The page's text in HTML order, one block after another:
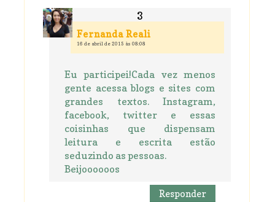
Fernanda Reali
16 de abril de 2015 às 08:08
Eu participei!Cada vez menos
gente acessa blogs e sites com
grandes textos. Instagram,
facebook, twitter e essas
coisinhas que dispensam
leitura e escrita estão
seduzindo as pessoas.
Beijoooooos
Responder